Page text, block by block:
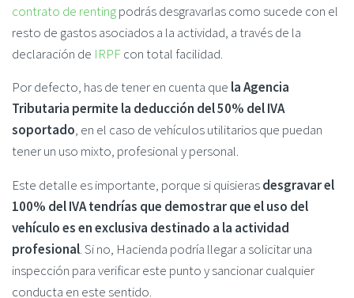
contrato de rentingpodrás desgravarlas como sucede con el
resto de gastos asociados a la actividad, a través de la
declaración de IRPFcon total facilidad.
Por defecto, has de tener en cuenta que la Agencia
Tributaria permite la deducción del 50% del IVA
soportado, en el caso de vehículos utilitarios que puedan
tener un uso mixto, profesional y personal.
Este detalle es importante, porque si quisierasdesgravar el
100% del IVA tendrías que demostrar que el uso del
vehículo es en exclusiva destinado a la actividad
profesional. Si no, Hacienda podría llegar a solicitar una
inspección para verificar este punto y sancionar cualquier
conducta en este sentido.